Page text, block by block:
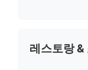
레스토랑 &